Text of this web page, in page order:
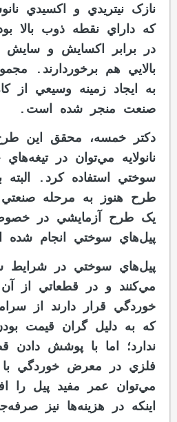
نازک نيتريدي و اکسيدي
که داراي نقطه ذوب بالا
در برابر اکسايش و سايش
بالايي هم برخوردارند.
به ايجاد زمينه وسيعي از
صنعت منجر شده است.
دکتر خمسه، محقق اين
نانولايه مي‌توان در تيغه‌هاي
سوختي استفاده کرد. البته
طرح هنوز به مرحله صنعتي
يک طرح آزمايشي در خصوص
پيل‌هاي سوختي انجام شده
پيل‌هاي سوختي در شرايط
مي‌کنند و در قطعاتي از
خوردگي قرار دارند از
که به دليل گران قيمت
ندارد؛ اما با پوشش دادن
فلزي در معرض خوردگي با
مي‌توان عمر مفيد پيل را
اينکه در هزينه‌ها نيز